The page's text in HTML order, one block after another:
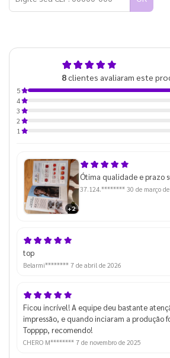
8clientes avaliaram este
5
4
3
2
1
+2
Ótima qualidade e prazo
37.124.******** 30 de março
top
Belarmi******** 7 de abril de 2026
Ficou incrível! A equipe deu bastante
impressão, e quando inciaram a produção
Topppp, recomendo!
CHERO M******** 7 de novembro de 2025